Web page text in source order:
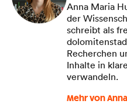
Anna Maria
der
schreibt als
Recherchen
Inhalte in
verwandeln.
Mehr von